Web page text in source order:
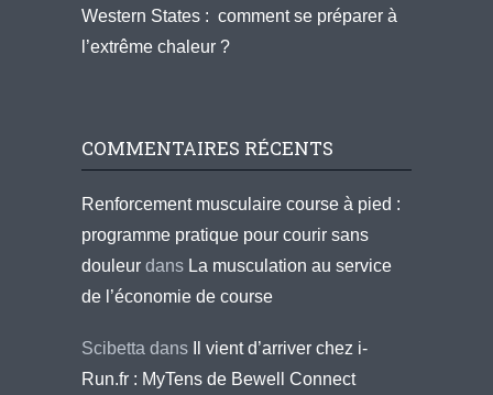
Western States : comment se préparer à
l’extrême chaleur ?
COMMENTAIRES RÉCENTS
Renforcement musculaire course à pied :
programme pratique pour courir sans
douleur dans La musculation au service
de l’économie de course
Scibetta dans
Il vient d’arriver chez i-
Run.fr : MyTens de Bewell Connect